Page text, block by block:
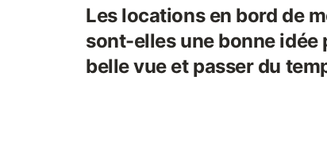
Les locations en bord de
sont-elles une bonne
belle vue et passer du